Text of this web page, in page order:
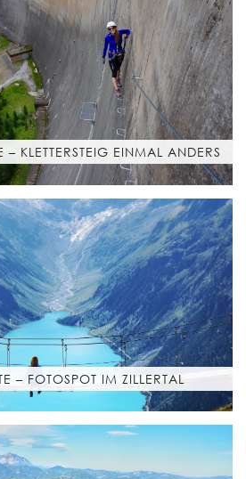
– KLETTERSTEIG EINMAL ANDERS
– FOTOSPOT IM ZILLERTAL